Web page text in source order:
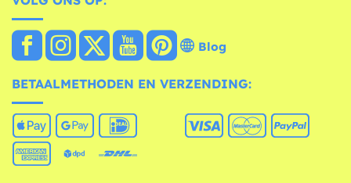
Blog
BETAALMETHODEN EN VERZENDING: